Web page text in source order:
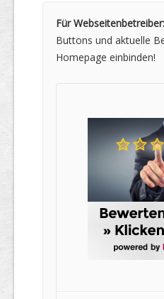
Für Webseitenbetreiber:
Buttons und aktuelle
Homepage einbinden!